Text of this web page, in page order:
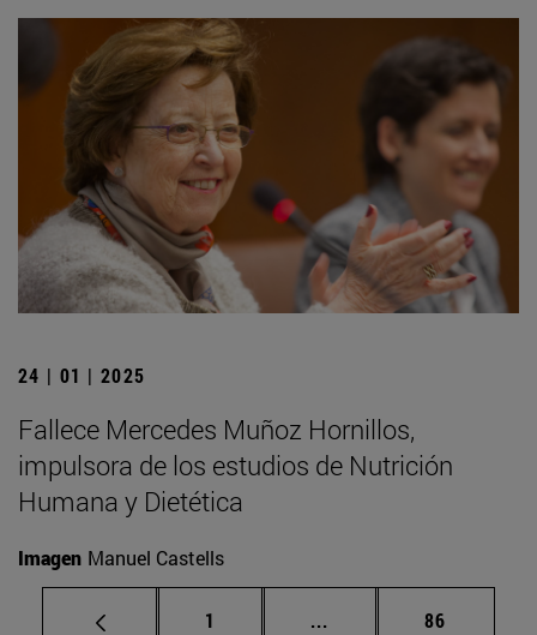
24 | 01 | 2025
Fallece Mercedes Muñoz Hornillos,
impulsora de los estudios de Nutrición
Humana y Dietética
Imagen Manuel Castells
Página
1 ... Páginas intermedias
Página
86